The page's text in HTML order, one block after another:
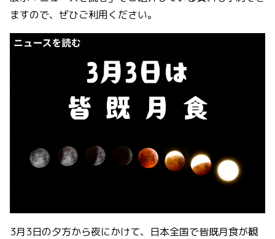
ますので、ぜひご利用ください。
3月3日の夕方から夜にかけて、日本全国で皆既月食が観